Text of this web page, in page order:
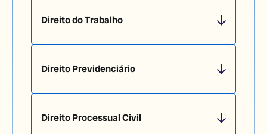
Direito do Trabalho
Direito Previdenciário
Direito Processual Civil